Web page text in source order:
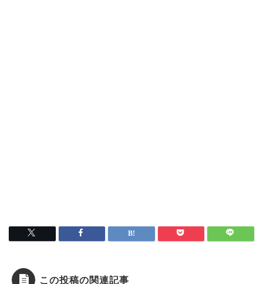
この投稿の関連記事